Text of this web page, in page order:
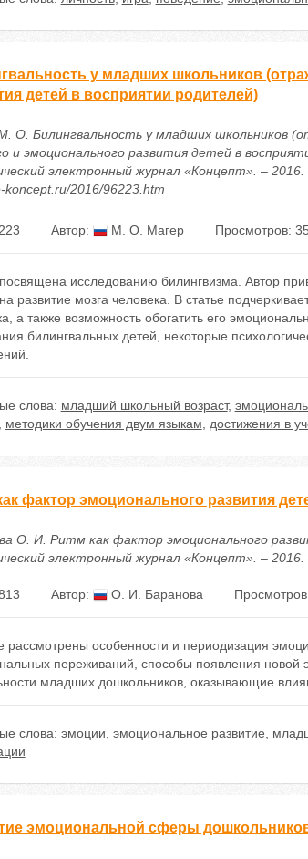
у младших школьников
детей в восприятии родителей)
О. Билингвальность у младших школьников
и эмоционального развития детей в
электронный журнал «Концепт». – 2016.
koncept.ru/2016/96223.htm
Автор: М. О. Магер Просмотров:
исследованию билингвизма. Автор
развитие мозга человека. В статье
а также возможность обогатить его
билингвальных детей, некоторые
слова: младший школьный возраст,
методики обучения двум языкам достижения в
фактор эмоционального развития
О. И. Ритм как фактор эмоционального
электронный журнал «Концепт». –
Автор: О. И. Баранова
рассмотрены особенности и периодизация
переживаний, способы появления новой
младших дошкольников, оказывающие
слова: эмоции эмоциональное развитие
эмоциональной сферы